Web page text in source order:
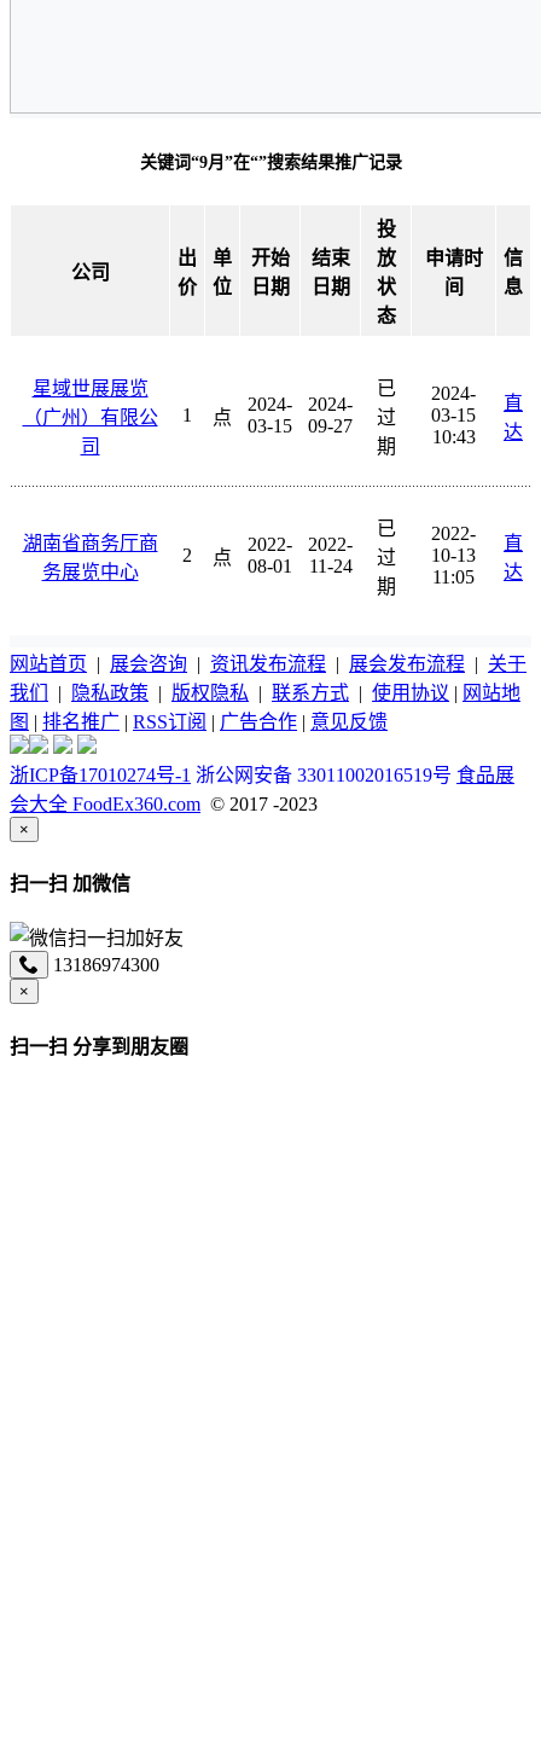
关键词“9月”在“”搜索结果推广记录
公司
出
价
单
位
开始
日期
结束
日期
投
放
状
态
申请时
间
信
息
星域世展展览
（广州）有限公
司
1 点
2024-
03-15
2024-
09-27
已
过
期
2024-
03-15
10:43
直
达
湖南省商务厅商
务展览中心
2 点
2022-
08-01
2022-
11-24
已
过
期
2022-
10-13
11:05
直
达
网站首页 | 展会咨询 | 资讯发布流程 | 展会发布流程 | 关于
我们
| 隐私政策 | 版权隐私 | 联系方式 | 使用协议 | 网站地
图 | 排名推广 | RSS订阅 | 广告合作 | 意见反馈
浙ICP备17010274号-1 浙公网安备 33011002016519号 食品展
会大全 FoodEx360.com © 2017 -2023
×
扫一扫 加微信
13186974300
×
扫一扫 分享到朋友圈